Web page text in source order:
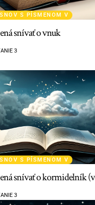
S PÍSMENOM V
snívať o vnuk
3
S PÍSMENOM V
snívať o kormidelník
3